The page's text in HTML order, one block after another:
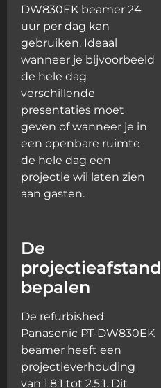
DW830EK beamer 24
uur per dag kan
gebruiken. Ideaal
wanneer je bijvoorbeeld
de hele dag
verschillende
presentaties moet
geven of wanneer je in
een openbare ruimte
de hele dag een
projectie wil laten zien
aan gasten.
De
projectieafstand
bepalen
De refurbished
Panasonic PT-DW830EK
beamer heeft een
projectieverhouding
van 1.8:1 tot 2.5:1. Dit